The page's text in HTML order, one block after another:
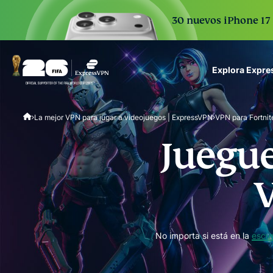
30 nuevos iPhone
Explora
ExpressVPN for Teams
VPN protection for
to deploy, simple to
scale.
La mejor VPN para jugar a videojuegos | ExpressVPN VPN para
No importa si está en la